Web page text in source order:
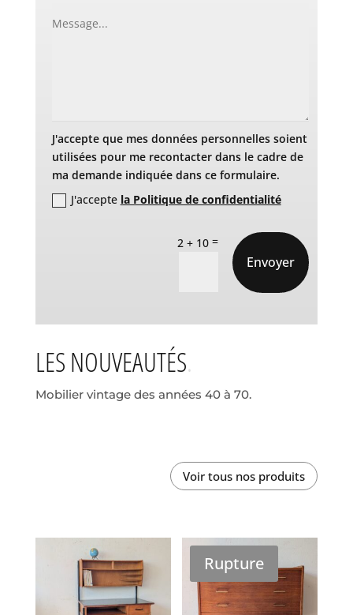
J'accepte que mes données personnelles soient
utilisées pour me recontacter dans le cadre de
ma demande indiquée dans ce formulaire.
J'accepte la Politique de confidentialité
2 + 10 =
Envoyer
LES NOUVEAUTÉS
Mobilier vintage des années 40 à 70.
Voir tous nos produits
Rupture